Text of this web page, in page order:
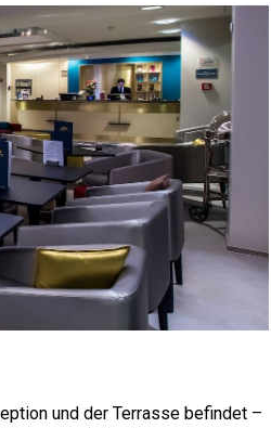
und der Terrasse befindet –